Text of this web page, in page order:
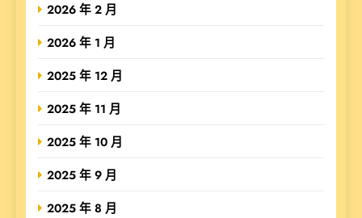
2026 年 2 月
2026 年 1 月
2025 年 12 月
2025 年 11 月
2025 年 10 月
2025 年 9 月
2025 年 8 月